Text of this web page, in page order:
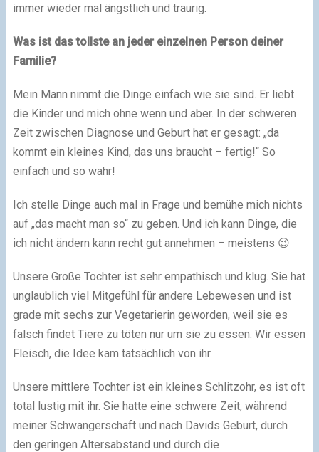
immer wieder mal ängstlich und traurig.
Was ist das tollste an jeder einzelnen Person deiner
Familie?
Mein Mann nimmt die Dinge einfach wie sie sind. Er liebt
die Kinder und mich ohne wenn und aber. In der schweren
Zeit zwischen Diagnose und Geburt hat er gesagt: „da
kommt ein kleines Kind, das uns braucht – fertig!“ So
einfach und so wahr!
Ich stelle Dinge auch mal in Frage und bemühe mich nichts
auf „das macht man so“ zu geben. Und ich kann Dinge, die
ich nicht ändern kann recht gut annehmen – meistens 😉
Unsere Große Tochter ist sehr empathisch und klug. Sie hat
unglaublich viel Mitgefühl für andere Lebewesen und ist
grade mit sechs zur Vegetarierin geworden, weil sie es
falsch findet Tiere zu töten nur um sie zu essen. Wir essen
Fleisch, die Idee kam tatsächlich von ihr.
Unsere mittlere Tochter ist ein kleines Schlitzohr, es ist oft
total lustig mit ihr. Sie hatte eine schwere Zeit, während
meiner Schwangerschaft und nach Davids Geburt, durch
den geringen Altersabstand und durch die